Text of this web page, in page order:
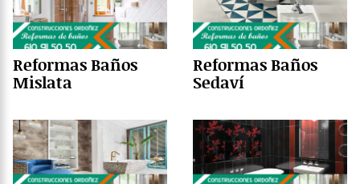
Reformas Baños
Mislata
Reformas Baños
Sedaví